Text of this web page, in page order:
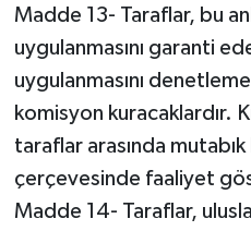
Madde 13- Taraflar, bu
uygulanmasını garanti
uygulanmasını
komisyon kuracaklardır.
taraflar arasında mutabık
çerçevesinde faaliyet
Madde 14- Taraflar,